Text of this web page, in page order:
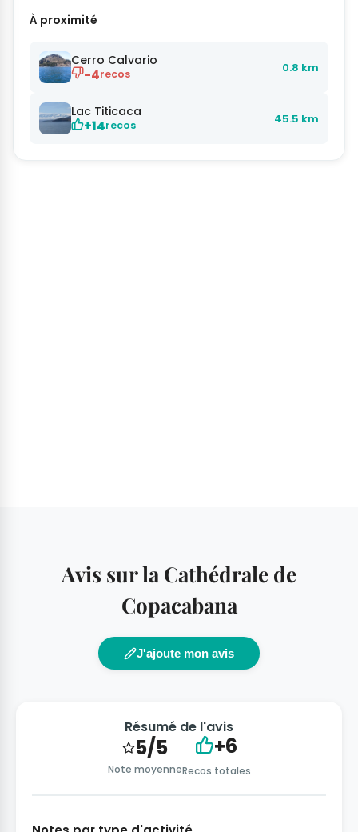
À proximité
Cerro Calvario
-4recos 0.8 km
Lac Titicaca
+14recos 45.5 km
Avis sur la Cathédrale de
Copacabana
J'ajoute mon avis
Résumé de l'avis
5/5
Note moyenne
+6
Recos totales